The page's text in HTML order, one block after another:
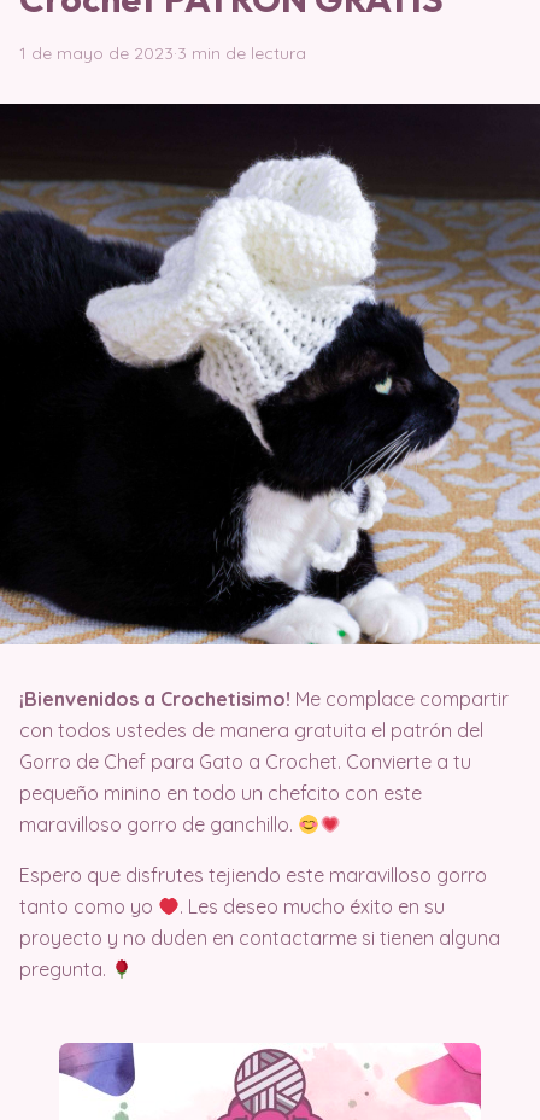
1 de mayo de 2023·3 min de lectura
¡Bienvenidos a Crochetisimo! Me complace compartir
con todos ustedes de manera gratuita el patrón del
Gorro de Chef para Gato a Crochet. Convierte a tu
pequeño minino en todo un chefcito con este
maravilloso gorro de ganchillo.
Espero que disfrutes tejiendo este maravilloso gorro
tanto como yo
. Les deseo mucho éxito en su
proyecto y no duden en contactarme si tienen alguna
pregunta.